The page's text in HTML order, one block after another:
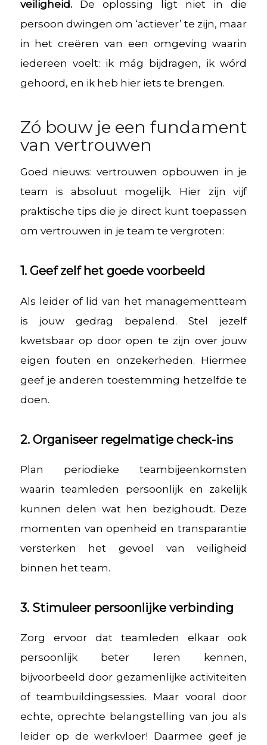
veiligheid.De oplossing ligt niet in die
persoon dwingen om ‘actiever’ te zijn, maar
in het creëren van een omgeving waarin
iedereen voelt: ik mág bijdragen, ik wórd
gehoord, en ik heb hier iets te brengen.
Zó bouw je een fundament
van vertrouwen
Goed nieuws: vertrouwen opbouwen in je
team is absoluut mogelijk. Hier zijn vijf
praktische tips die je direct kunt toepassen
om vertrouwen in je team te vergroten:
1. Geef zelf het goede voorbeeld
Als leider of lid van het managementteam
is jouw gedrag bepalend. Stel jezelf
kwetsbaar op door open te zijn over jouw
eigen fouten en onzekerheden. Hiermee
geef je anderen toestemming hetzelfde te
doen.
2. Organiseer regelmatige check-ins
Plan periodieke teambijeenkomsten
waarin teamleden persoonlijk en zakelijk
kunnen delen wat hen bezighoudt. Deze
momenten van openheid en transparantie
versterken het gevoel van veiligheid
binnen het team.
3. Stimuleer persoonlijke verbinding
Zorg ervoor dat teamleden elkaar ook
persoonlijk beter leren kennen,
bijvoorbeeld door gezamenlijke activiteiten
of teambuildingsessies. Maar vooral door
echte, oprechte belangstelling van jou als
leider op de werkvloer! Daarmee geef je